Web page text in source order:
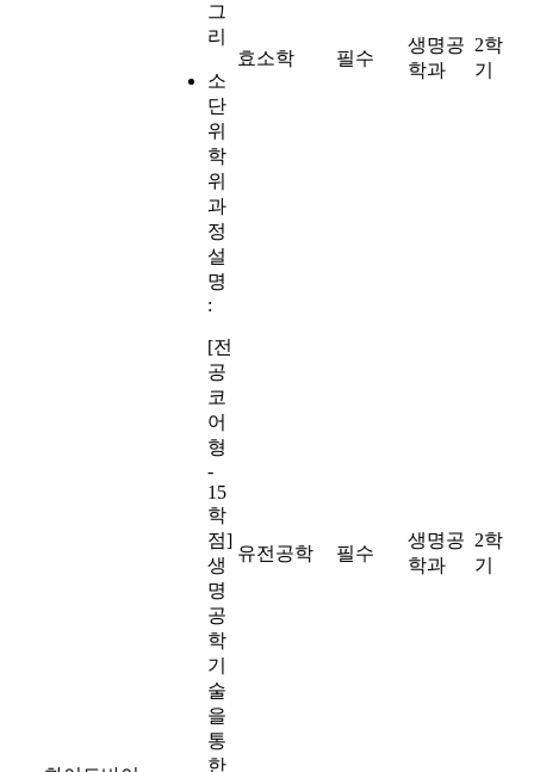
그
리
소
단
위
학
위
과
정
설
명
:
[전
공
코
어
형
-
15
학
점]
생
명
공
학
기
술
을
통
한
효소학 필수
생명공
학과
2학
기
유전공학 필수
생명공
학과
2학
기